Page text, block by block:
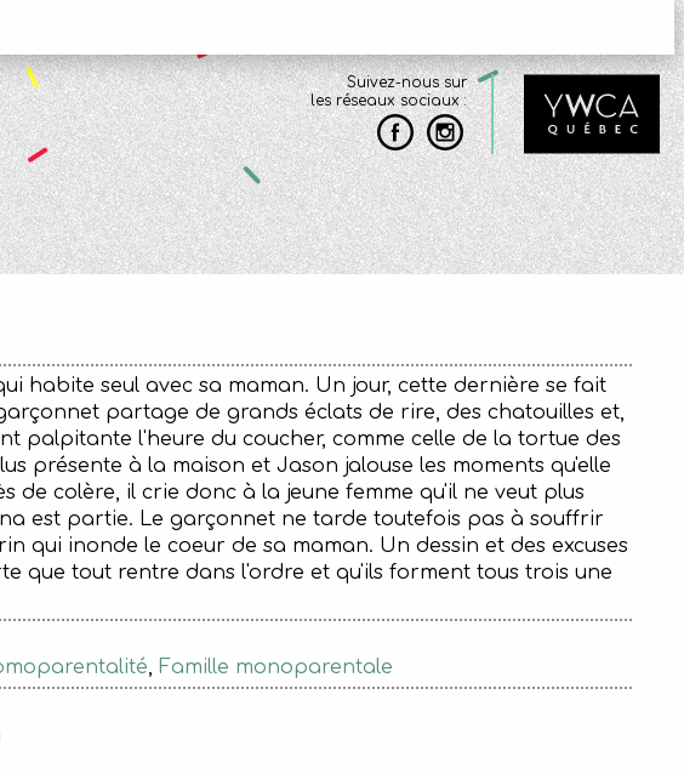
Suivez-nous sur
les réseaux sociaux :
habite seul avec sa maman. Un jour, cette dernière se fait
partage de grands éclats de rire, des chatouilles et,
palpitante l'heure du coucher, comme celle de la tortue des
présente à la maison et Jason jalouse les moments qu'elle
de colère, il crie donc à la jeune femme qu'il ne veut plus
est partie. Le garçonnet ne tarde toutefois pas à souffrir
qui inonde le coeur de sa maman. Un dessin et des excuses
que tout rentre dans l'ordre et qu'ils forment tous trois une
, Famille monoparentale